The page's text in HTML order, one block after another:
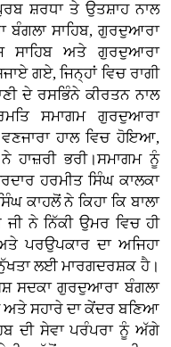
ਸ਼ਰਧਾ ਤੇ ਉਤਸ਼ਾਹ ਨਾਲ
ਸਾਹਿਬ, ਗੁਰਦੁਆਰਾ
ਸਾਹਿਬ ਅਤੇ ਗੁਰਦੁਆਰਾ
ਗਏ, ਜਿਨ੍ਹਾਂ ਵਿਚ ਰਾਗੀ
ਦੇ ਰਸਭਿੰਨੇ ਕੀਰਤਨ ਨਾਲ
ਸਮਾਗਮ ਗੁਰਦੁਆਰਾ
ਹਾਲ ਵਿਚ ਹੋਇਆ,
ਹਾਜ਼ਰੀ ਭਰੀ।ਸਮਾਗਮ ਨੂੰ
ਹਰਮੀਤ ਸਿੰਘ ਕਾਲਕਾ
ਕਾਹਲੋਂ ਨੇ ਕਿਹਾ ਕਿ ਬਾਲਾ
ਜੀ ਨੇ ਨਿੱਕੀ ਉਮਰ ਵਿਚ ਹੀ
ਪਰਉਪਕਾਰ ਦਾ ਅਜਿਹਾ
ਲਈ ਮਾਰਗਦਰਸ਼ਕ ਹੈ।
ਸਦਕਾ ਗੁਰਦੁਆਰਾ ਬੰਗਲਾ
ਸਹਾਰੇ ਦਾ ਕੇਂਦਰ ਬਣਿਆ
ਦੀ ਸੇਵਾ ਪਰੰਪਰਾ ਨੂੰ ਅੱਗੇ